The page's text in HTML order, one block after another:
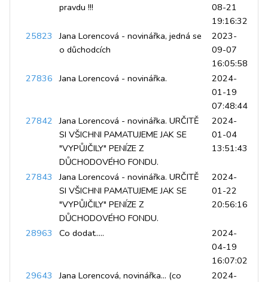
pravdu !!!
08-21
19:16:32
25823
Jana Lorencová - novinářka, jedná se
o důchodcích
2023-
09-07
16:05:58
27836 Jana Lorencová - novinářka.
2024-
01-19
07:48:44
27842 Jana Lorencová - novinářka. URČITĚ
SI VŠICHNI PAMATUJEME JAK SE
"VYPŮJČILY" PENÍZE Z
DŮCHODOVÉHO FONDU.
2024-
01-04
13:51:43
27843
Jana Lorencová - novinářka. URČITĚ
SI VŠICHNI PAMATUJEME JAK SE
"VYPŮJČILY" PENÍZE Z
DŮCHODOVÉHO FONDU.
2024-
01-22
20:56:16
28963 Co dodat.....
2024-
04-19
16:07:02
29643
Jana Lorencová, novinářka... (co
2024-